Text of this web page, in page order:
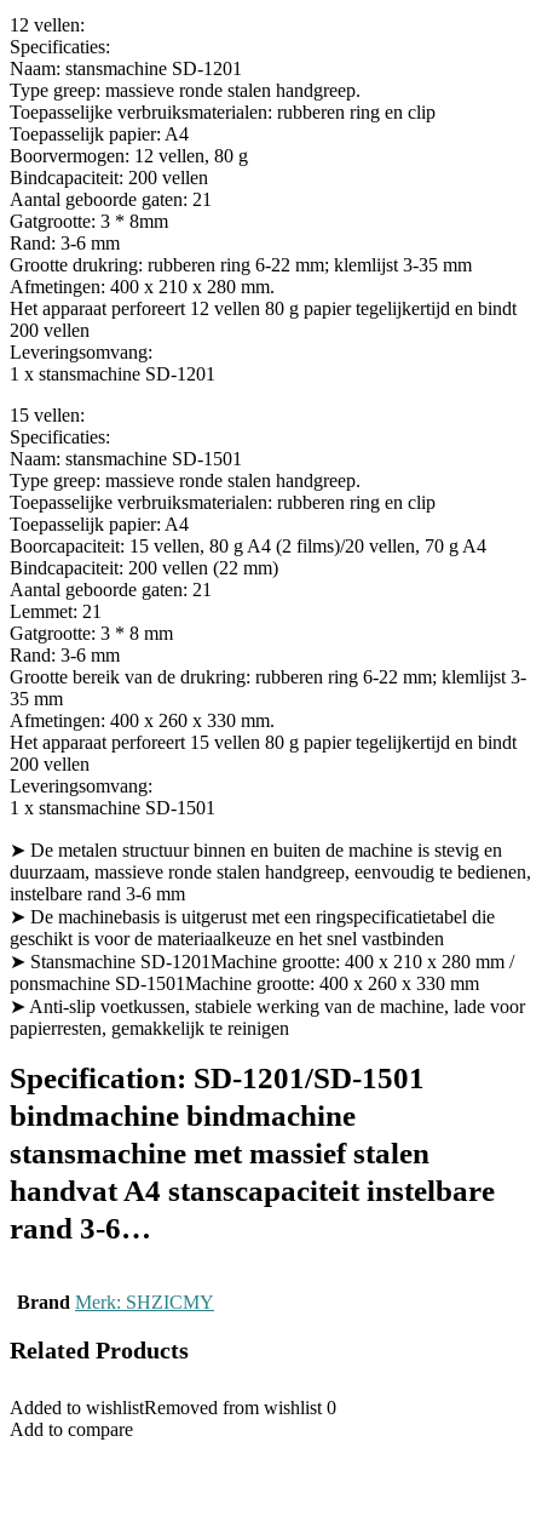
12 vellen:
Specificaties:
Naam: stansmachine SD-1201
Type greep: massieve ronde stalen handgreep.
Toepasselijke verbruiksmaterialen: rubberen ring en clip
Toepasselijk papier: A4
Boorvermogen: 12 vellen, 80 g
Bindcapaciteit: 200 vellen
Aantal geboorde gaten: 21
Gatgrootte: 3 * 8mm
Rand: 3-6 mm
Grootte drukring: rubberen ring 6-22 mm; klemlijst 3-35 mm
Afmetingen: 400 x 210 x 280 mm.
Het apparaat perforeert 12 vellen 80 g papier tegelijkertijd en bindt
200 vellen
Leveringsomvang:
1 x stansmachine SD-1201
15 vellen:
Specificaties:
Naam: stansmachine SD-1501
Type greep: massieve ronde stalen handgreep.
Toepasselijke verbruiksmaterialen: rubberen ring en clip
Toepasselijk papier: A4
Boorcapaciteit: 15 vellen, 80 g A4 (2 films)/20 vellen, 70 g A4
Bindcapaciteit: 200 vellen (22 mm)
Aantal geboorde gaten: 21
Lemmet: 21
Gatgrootte: 3 * 8 mm
Rand: 3-6 mm
Grootte bereik van de drukring: rubberen ring 6-22 mm; klemlijst 3-
35 mm
Afmetingen: 400 x 260 x 330 mm.
Het apparaat perforeert 15 vellen 80 g papier tegelijkertijd en bindt
200 vellen
Leveringsomvang:
1 x stansmachine SD-1501
➤ De metalen structuur binnen en buiten de machine is stevig en
duurzaam, massieve ronde stalen handgreep, eenvoudig te bedienen,
instelbare rand 3-6 mm
➤ De machinebasis is uitgerust met een ringspecificatietabel die
geschikt is voor de materiaalkeuze en het snel vastbinden
➤ Stansmachine SD-1201Machine grootte: 400 x 210 x 280 mm /
ponsmachine SD-1501Machine grootte: 400 x 260 x 330 mm
➤ Anti-slip voetkussen, stabiele werking van de machine, lade voor
papierresten, gemakkelijk te reinigen
Specification: SD-1201/SD-1501
bindmachine bindmachine
stansmachine met massief stalen
handvat A4 stanscapaciteit instelbare
rand 3-6…
Brand Merk: SHZICMY
Related Products
Added to wishlistRemoved from wishlist 0
Add to compare